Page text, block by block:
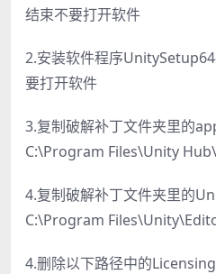
结束不要打开软件
2.安装软件程序
要打开软件
3.复制破解补丁文件夹里的
C:\Program Files\Unity
4.复制破解补丁文件夹里的
C:\Program
4.删除以下路径中的Licensing